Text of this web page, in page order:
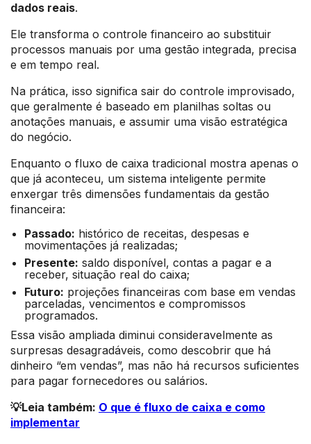
dados reais.
Ele transforma o controle financeiro ao substituir
processos manuais por uma gestão integrada, precisa
e em tempo real.
Na prática, isso significa sair do controle improvisado,
que geralmente é baseado em planilhas soltas ou
anotações manuais, e assumir uma visão estratégica
do negócio.
Enquanto o fluxo de caixa tradicional mostra apenas o
que já aconteceu, um sistema inteligente permite
enxergar três dimensões fundamentais da gestão
financeira:
Passado: histórico de receitas, despesas e
movimentações já realizadas;
Presente: saldo disponível, contas a pagar e a
receber, situação real do caixa;
Futuro: projeções financeiras com base em vendas
parceladas, vencimentos e compromissos
programados.
Essa visão ampliada diminui consideravelmente as
surpresas desagradáveis, como descobrir que há
dinheiro “em vendas”, mas não há recursos suficientes
para pagar fornecedores ou salários.
💡Leia também: O que é fluxo de caixa e como
implementar